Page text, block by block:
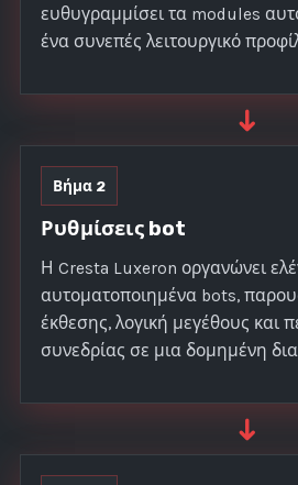
ευθυγραμμίσει τα modules
ένα συνεπές λειτουργικό
➜
Βήμα 2
Ρυθμίσεις bot
Η Cresta Luxeron οργανώνει
αυτοματοποιημένα bots,
έκθεσης, λογική μεγέθους και
συνεδρίας σε μια δομημένη
➜